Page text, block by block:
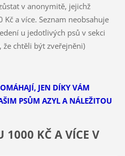
v anonymitě, jejichž
a více. Seznam neobsahuje
u jedotlivých psů v sekci
chtěli být zveřejněni)
JEN DÍKY VÁM
PSŮM AZYL A NÁLEŽITOU
1000 KČ A VÍCE V